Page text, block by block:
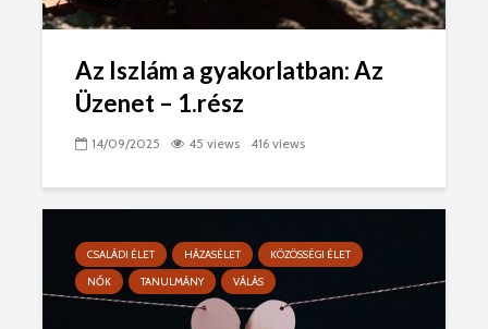
Az Iszlám a gyakorlatban: Az
Üzenet – 1.rész
14/09/2025 45 views 416 views
CSALÁDI ÉLET HÁZASÉLET
KÖZÖSSÉGI ÉLET
NŐK
TANULMÁNY VÁLÁS